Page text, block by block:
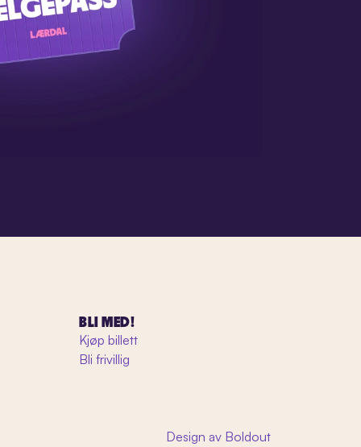
BLI MED!
Kjøp billett
Bli frivillig
Design av Boldout